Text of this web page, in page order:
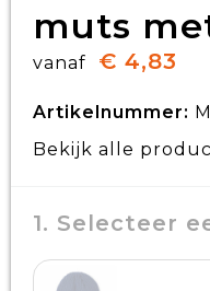
muts
vanaf € 4,83
Artikelnummer:
Bekijk alle
1. Selecteer